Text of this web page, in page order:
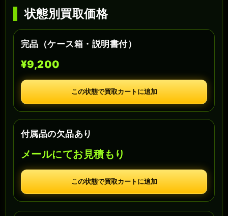
状態別買取価格
完品（ケース箱・説明書付）
¥9,200
この状態で買取カートに追加
付属品の欠品あり
メールにてお見積もり
この状態で買取カートに追加